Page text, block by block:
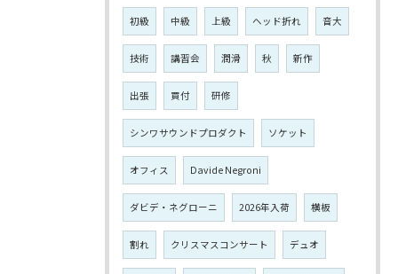
初級 中級 上級 ヘッド折れ 音大
技術 講習会 潤滑 秋 新作
出張 買付 研修
シンワサウンドプロダクト ソケット
オフィス Davide Negroni
ダビデ・ネグローニ 2026年入荷 横板
割れ クリスマスコンサート デュオ